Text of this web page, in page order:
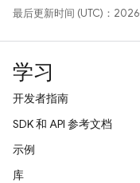
最后更新时间 (UTC)：
学习
开发者指南
SDK 和 API 参考文档
示例
库